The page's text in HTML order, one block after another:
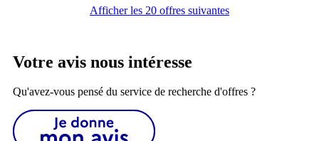
Afficher les 20 offres suivantes
Votre avis nous intéresse
Qu'avez-vous pensé du service de recherche d'offres ?